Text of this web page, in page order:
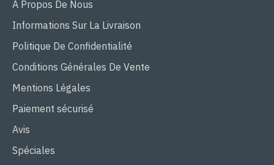
A Propos De Nous
Informations Sur La Livraison
Politique De Confidentialité
Conditions Générales De Vente
Mentions Légales
Paiement sécurisé
Avis
Spéciales